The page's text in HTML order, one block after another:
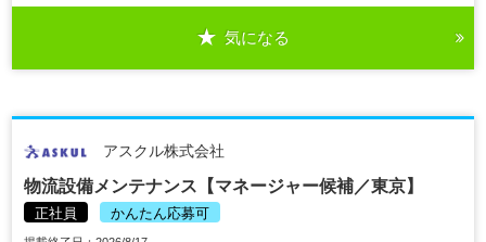
気になる
アスクル株式会社
物流設備メンテナンス【マネージャー候補／東京】
正社員 かんたん応募可